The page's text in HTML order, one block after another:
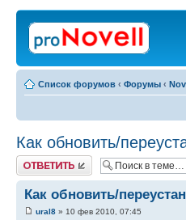
Список форумов ‹ Форумы ‹
Как обновить/
Ответить
Как обновить/
ural8 » 10 фев 2010, 07:45